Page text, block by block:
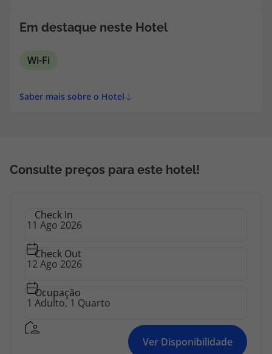
Em destaque neste Hotel
Wi-Fi
Saber mais sobre o Hotel
Consulte preços para este hotel!
Check In
Check Out
Ocupação
Ver Disponibilidade